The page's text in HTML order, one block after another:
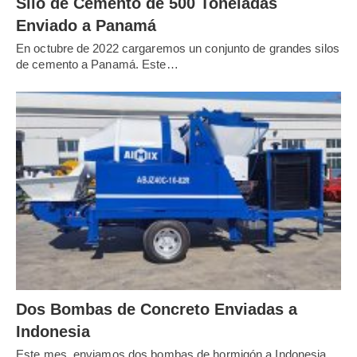
Silo de Cemento de 500 Toneladas
Enviado a Panamá
En octubre de 2022 cargaremos un conjunto de grandes silos
de cemento a Panamá. Este…
Dos Bombas de Concreto Enviadas a
Indonesia
Este mes, enviamos dos bombas de hormigón a Indonesia.